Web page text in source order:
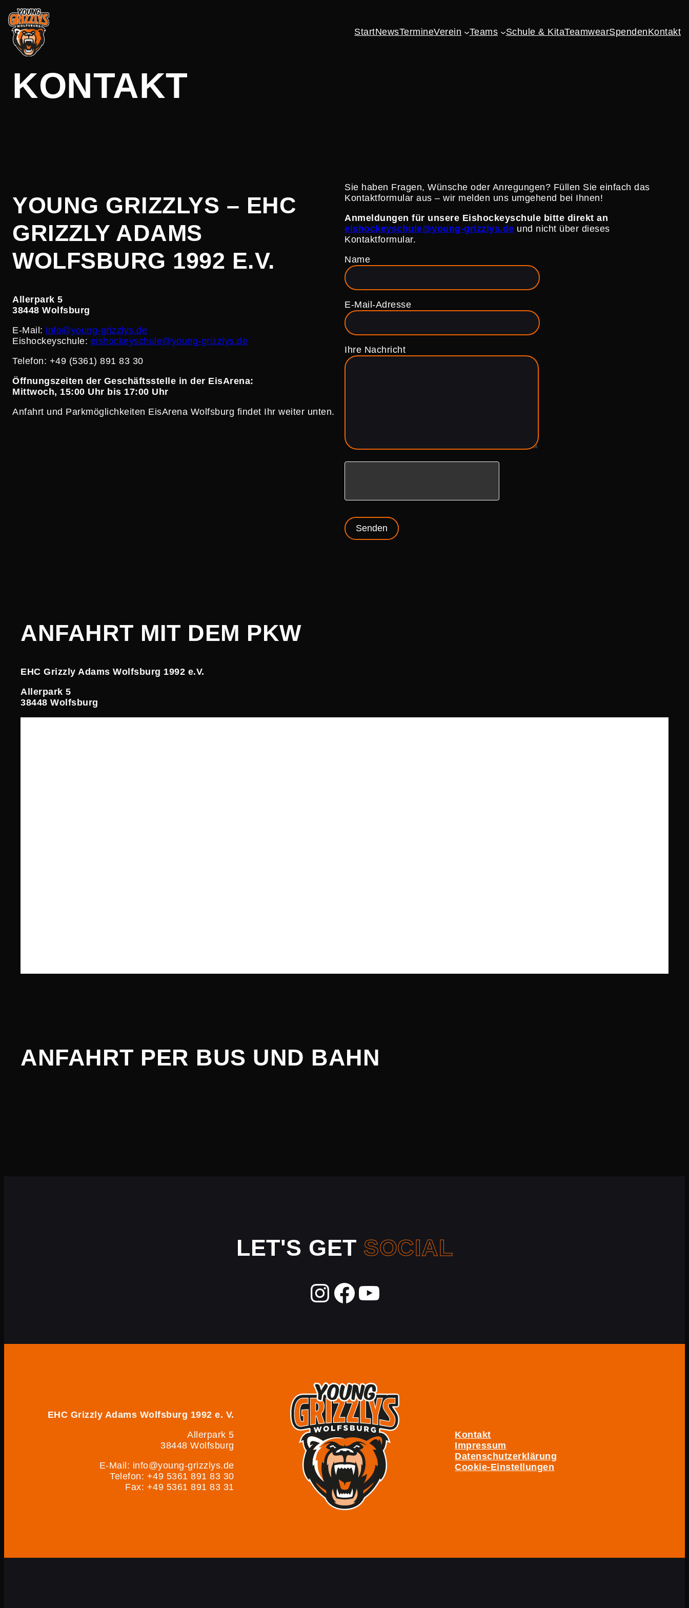
Inhalt
springen
StartNewsTermineVerein Teams Schule & KitaTeamwearSpendenKontakt
KONTAKT
YOUNG GRIZZLYS – EHC
GRIZZLY ADAMS
WOLFSBURG 1992 E.V.
Allerpark 5
38448 Wolfsburg
E‑Mail: info@young-grizzlys.de
Eisho­ckey­schule: eishockeyschule@young-grizzlys.de
Telefon: +49 (5361) 891 83 30
Öffnungs­zeiten der Geschäfts­stelle in der EisArena:
Mittwoch, 15:00 Uhr bis 17:00 Uhr
Anfahrt und Parkmög­lich­keiten EisArena Wolfsburg findet Ihr weiter unten.
Sie haben Fragen, Wünsche oder Anregungen? Füllen Sie einfach das
Kontakt­for­mular aus – wir melden uns umgehend bei Ihnen!
Anmel­dungen für unsere Eisho­ckey­schule bitte direkt an
eishockeyschule@young-grizzlys.de und nicht über dieses
Kontaktformular.
Name
E‑Mail-Adresse
Ihre Nachricht
ANFAHRT MIT DEM PKW
EHC Grizzly Adams Wolfsburg 1992 e.V.
Allerpark 5
38448 Wolfsburg
ANFAHRT PER BUS UND BAHN
LET'S GET SOCIAL
EHC Grizzly Adams Wolfsburg 1992 e. V.
Allerpark 5
38448 Wolfsburg
E-Mail: info@young-grizzlys.de
Telefon: +49 5361 891 83 30
Fax: +49 5361 891 83 31
Kontakt
Impressum
Datenschutzerklärung
Cookie-Einstellungen